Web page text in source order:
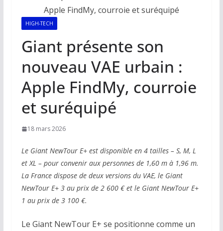
HIGH-TECH
Giant présente son
nouveau VAE urbain :
Apple FindMy, courroie
et suréquipé
18 mars 2026
Le Giant NewTour E+ est disponible en 4 tailles – S, M, L
et XL – pour convenir aux personnes de 1,60 m à 1,96 m.
La France dispose de deux versions du VAE, le Giant
NewTour E+ 3 au prix de 2 600 € et le Giant NewTour E+
1 au prix de 3 100 €.
Le Giant NewTour E+ se positionne comme un